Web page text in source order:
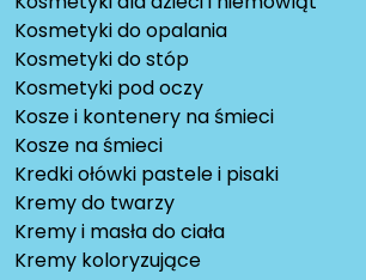
Kosmetyki do opalania
Kosmetyki do stóp
Kosmetyki pod oczy
Kosze i kontenery na śmieci
Kosze na śmieci
Kredki ołówki pastele i pisaki
Kremy do twarzy
Kremy i masła do ciała
Kremy koloryzujące